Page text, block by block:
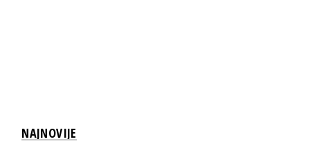
NAJNOVIJE